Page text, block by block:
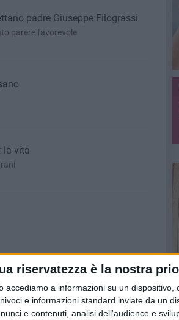
riservatezza è la nostra
accediamo a informazioni su un dispositivo,
e informazioni standard inviate da un
e contenuti, analisi dell'audience e
padre Giuseppe Filograssi
parere favorevole
la vita